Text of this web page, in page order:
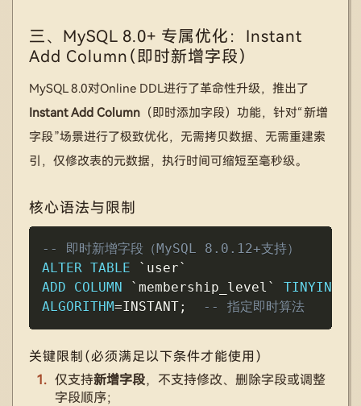
三、MySQL 8.0+ 专属优化：Instant
Add Column（即时新增字段）
MySQL 8.0对Online DDL进行了革命性升级，推出了
Instant Add Column （即时添加字段）功能，针对“新增
字段”场景进行了极致优化，无需拷贝数据、无需重建索
引，仅修改表的元数据，执行时间可缩短至毫秒级。
核心语法与限制
-- 即时新增字段（MySQL 8.0.12+支持）
ALTER TABLE ` user`
ADD
COLUMN ` membership_level ` TINYINT
ALGORITHM=INSTANT; -- 指定即时算法
关键限制（必须满足以下条件才能使用）
仅支持新增字段，不支持修改、删除字段或调整
字段顺序；